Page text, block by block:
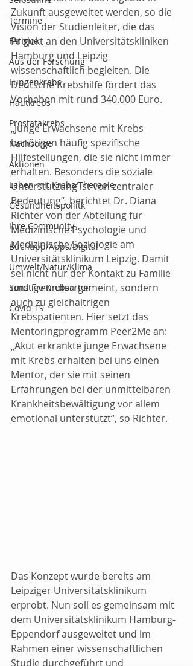
Termine
Fatigue
Aus der Forschung
Lungenkrebs
Hautkrebs
Prostatakrebs
Nachsorge
Aktionen
Leben mit Krebs/Therapie
Gesundheitspoliitk
Ihre Community
Buchtipp/Apps/Digital
Umwelt/Natur/Klima
Sonstige Krebsarten
Covid-19
Zukunft ausgeweitet werden, so die
Vision der Studienleiter, die das
Projekt an den Universitätskliniken
Hamburg und Leipzig
wissenschaftlich begleiten. Die
Deutsche Krebshilfe fördert das
Vorhaben mit rund 340.000 Euro.
„Junge Erwachsene mit Krebs
benötigen häufig spezifische
Hilfestellungen, die sie nicht immer
erhalten. Besonders die soziale
Unterstützung ist von zentraler
Bedeutung“, berichtet Dr. Diana
Richter von der Abteilung für
Medizinische Psychologie und
Medizinische Soziologie am
Universitätsklinikum Leipzig. Damit
sei nicht nur der Kontakt zu Familie
und Freunden gemeint, sondern
auch zu gleichaltrigen
Krebspatienten. Hier setzt das
Mentoringprogramm Peer2Me an:
„Akut erkrankte junge Erwachsene
mit Krebs erhalten bei uns einen
Mentor, der sie mit seinen
Erfahrungen bei der unmittelbaren
Krankheitsbewältigung vor allem
emotional unterstützt“, so Richter.
Das Konzept wurde bereits am
Leipziger Universitätsklinikum
erprobt. Nun soll es gemeinsam mit
dem Universitätsklinikum Hamburg-
Eppendorf ausgeweitet und im
Rahmen einer wissenschaftlichen
Studie durchgeführt und